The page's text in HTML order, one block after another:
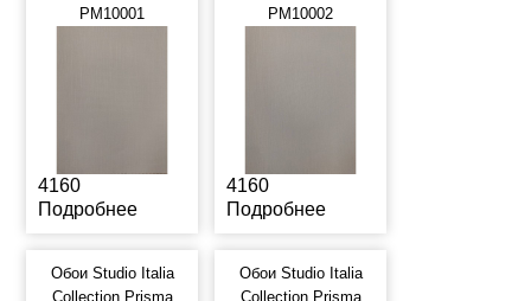
PM10001
4160
Подробнее
PM10002
4160
Подробнее
Обои Studio Italia
Collection Prisma
Обои Studio Italia
Collection Prisma